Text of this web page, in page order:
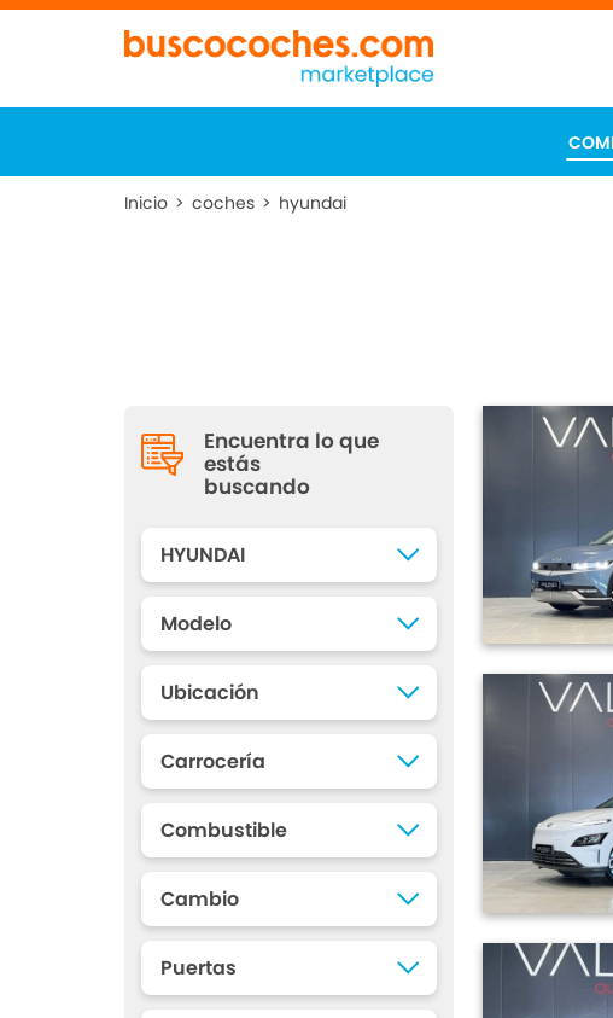
Inicio > coches > hyundai
Encuentra lo que
estás
buscando